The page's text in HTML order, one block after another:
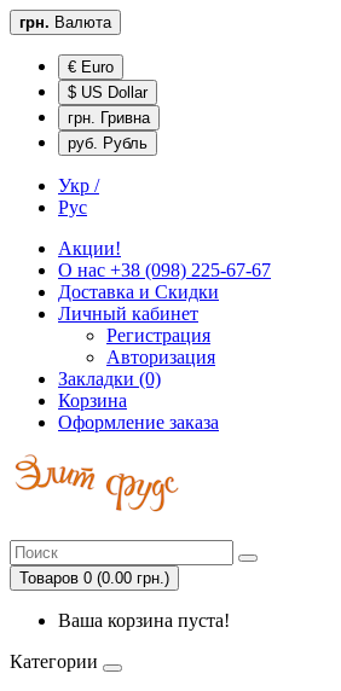
грн. Валюта
€ Euro
$ US Dollar
грн. Гривна
руб. Рубль
Укр /
Рус
Акции!
О нас +38 (098) 225-67-67
Доставка и Скидки
Личный кабинет
Регистрация
Авторизация
Закладки (0)
Корзина
Оформление заказа
Товаров 0 (0.00 грн.)
Ваша корзина пуста!
Категории